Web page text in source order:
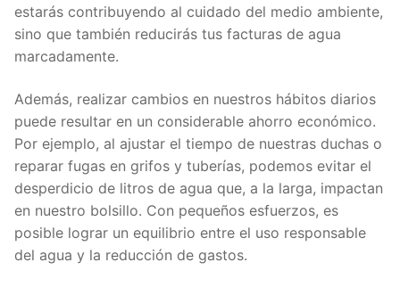
estarás contribuyendo al cuidado del medio ambiente,
sino que también reducirás tus facturas de agua
marcadamente.
Además, realizar cambios en nuestros hábitos diarios
puede resultar en un considerable ahorro económico.
Por ejemplo, al ajustar el tiempo de nuestras duchas o
reparar fugas en grifos y tuberías, podemos evitar el
desperdicio de litros de agua que, a la larga, impactan
en nuestro bolsillo. Con pequeños esfuerzos, es
posible lograr un equilibrio entre el uso responsable
del agua y la reducción de gastos.